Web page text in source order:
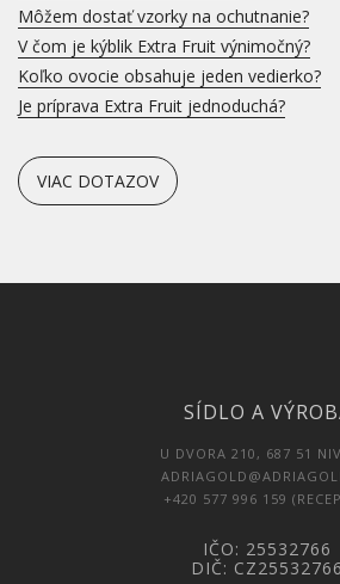
Môžem dostať vzorky na ochutnanie?
V čom je kýblik Extra Fruit výnimočný?
Koľko ovocie obsahuje jeden vedierko?
Je príprava Extra Fruit jednoduchá?
VIAC DOTAZOV
SÍDLO A
U DVORA 210, 687 51
+420 577 996 159
IČO: 25532766
DIČ: CZ25532766